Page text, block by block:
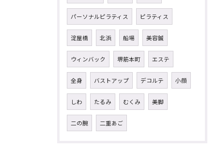
パーソナルピラティス ピラティス
淀屋橋 北浜 船場 美容鍼
ウィンバック 堺筋本町 エステ
全身 バストアップ デコルテ 小顔
しわ たるみ むくみ 美脚
二の腕 二重あご